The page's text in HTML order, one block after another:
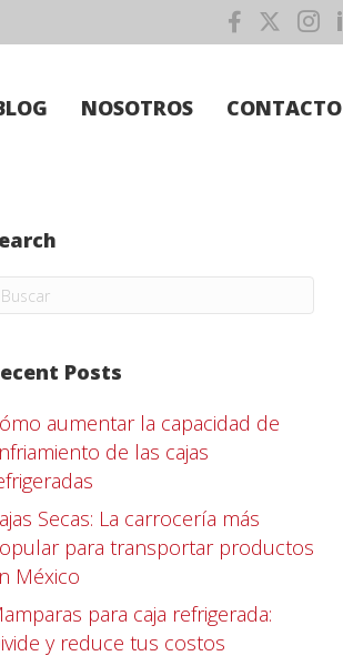
NOSOTROS CONTACTO
Posts
aumentar la capacidad de
de las cajas
Secas: La carrocería más
para transportar productos
México
para caja refrigerada:
y reduce tus costos